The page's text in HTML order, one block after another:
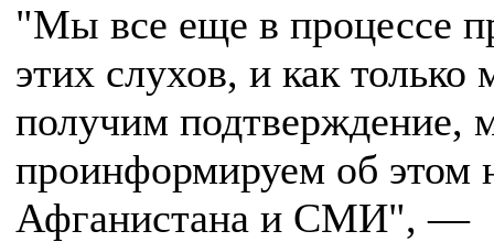
"Мы все еще в процессе
этих слухов, и как только
получим подтверждение,
проинформируем об этом
Афганистана и СМИ", —